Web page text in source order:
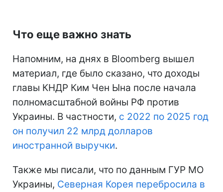
Что еще важно знать
Напомним, на днях в Bloomberg вышел
материал, где было сказано, что доходы
главы КНДР Ким Чен Ына после начала
полномасштабной войны РФ против
Украины. В частности, с 2022 по 2025 год
он получил 22 млрд долларов
иностранной выручки.
Также мы писали, что по данным ГУР МО
Украины, Северная Корея перебросила в